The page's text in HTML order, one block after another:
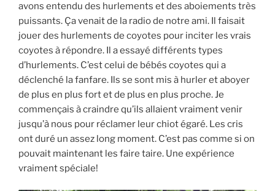
avons entendu des hurlements et des aboiements très
puissants. Ça venait de la radio de notre ami. Il faisait
jouer des hurlements de coyotes pour inciter les vrais
coyotes à répondre. Il a essayé différents types
d’hurlements. C’est celui de bébés coyotes qui a
déclenché la fanfare. Ils se sont mis à hurler et aboyer
de plus en plus fort et de plus en plus proche. Je
commençais à craindre qu’ils allaient vraiment venir
jusqu’à nous pour réclamer leur chiot égaré. Les cris
ont duré un assez long moment. C’est pas comme si on
pouvait maintenant les faire taire. Une expérience
vraiment spéciale!